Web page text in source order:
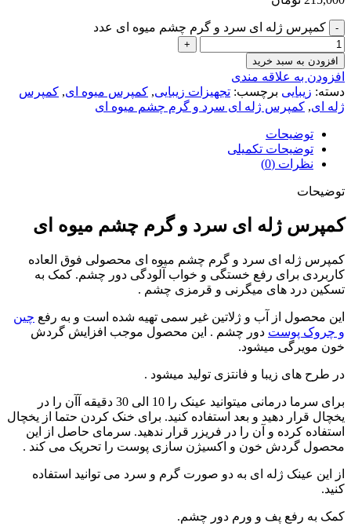
کمپرس ژله ای سرد و گرم چشم میوه ای عدد
افزودن به سبد خرید
افزودن به علاقه مندی
دسته: زیبایی برچسب: تجهیزات زیبایی, کمپرس میوه ای, کمپرس
ژله ای, کمپرس ژله ای سرد و گرم چشم میوه ای
توضیحات
توضیحات تکمیلی
نظرات (0)
توضیحات
کمپرس ژله ای سرد و گرم چشم میوه ای
کمپرس ژله ای سرد و گرم چشم میوه ای محصولی فوق العاده
کاربردی برای رفع خستگی و خواب آلودگی دور چشم. کمک به
تسکین درد های میگرنی و قرمزی چشم .
این محصول از آب و ژلاتین غیر سمی تهیه شده است و به رفع چین
و چروک پوست دور چشم . این محصول موجب افزایش گردش
خون مویرگی میشود.
در طرح های زیبا و فانتزی تولید میشود .
برای سرما درمانی میتوانید عینک را 10 الی 30 دقیقه آآن را در
یخچال قرار دهید و بعد استفاده کنید. برای خنک کردن حتما از یخچال
استفاده کرده و آن را در فریزر قرار ندهید. سرمای حاصل از این
محصول گردش خون و اکسیژن سازی پوست را تحریک می کند .
از این عینک ژله ای به دو صورت گرم و سرد می توانید استفاده
کنید.
کمک به رفع پف و ورم دور چشم.